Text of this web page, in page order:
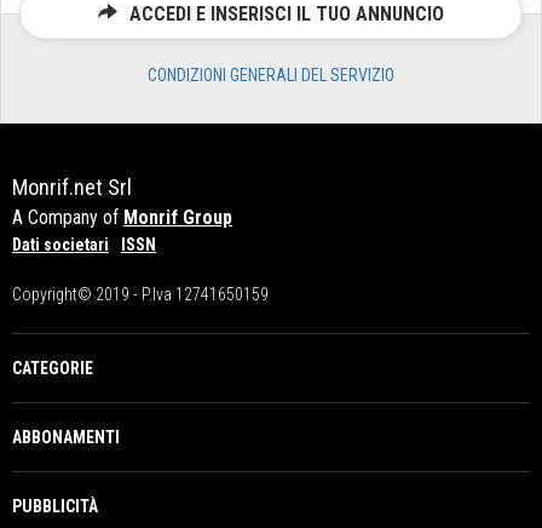
ACCEDI E INSERISCI IL TUO ANNUNCIO
CONDIZIONI GENERALI DEL SERVIZIO
Monrif.net Srl
A Company of Monrif Group
Dati societari ISSN
Copyright© 2019 - P.Iva 12741650159
CATEGORIE
ABBONAMENTI
PUBBLICITÀ